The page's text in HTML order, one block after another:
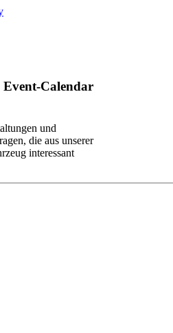
Calendar
und
die aus unserer
interessant